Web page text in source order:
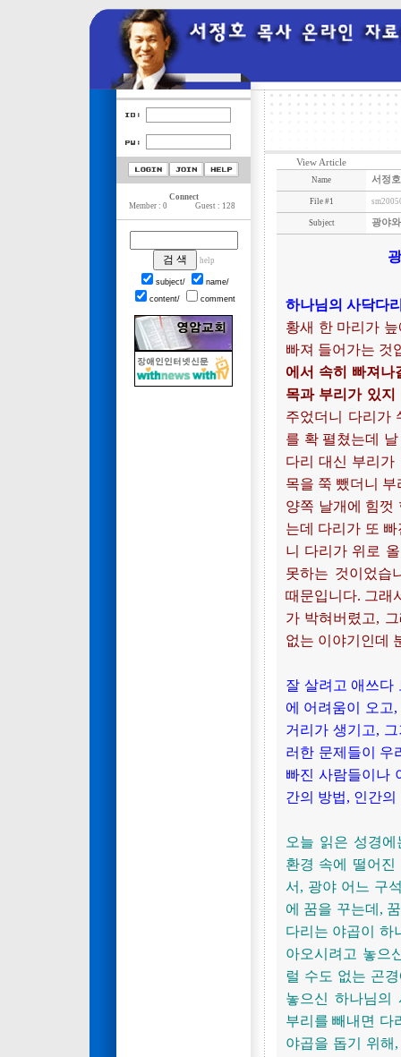
Connect
Member : 0
Guest : 128
help
subject/
name/
content/
comment
View Article
Name 서정호
File #1
Subject 광야
하나님의 사닥다
황새 한 마리가
빠져 들어가는 것
에서 속히 빠져나
목과 부리가 있지
주었더니 다리가
를 확 펼쳤는데
다리 대신 부리가
목을 쭉 뺐더니
양쪽 날개에 힘껏
는데 다리가 또
니 다리가 위로
못하는 것이었습
때문입니다. 그래
가 박혀버렸고,
없는 이야기인데
잘 살려고 애쓰다
에 어려움이 오고
거리가 생기고,
러한 문제들이 우
빠진 사람들이나
간의 방법, 인간
오늘 읽은 성경
환경 속에 떨어
서, 광야 어느 구
에 꿈을 꾸는데,
다리는 야곱이 하
아오시려고 놓으
럴 수도 없는 곤
놓으신 하나님의
부리를 빼내면 다
야곱을 돕기 위해